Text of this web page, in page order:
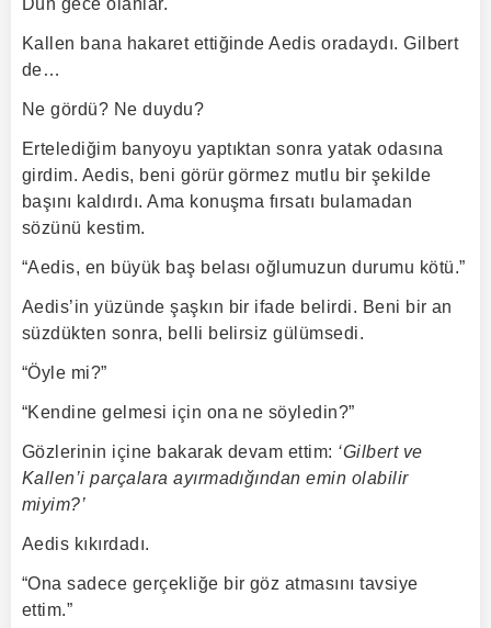
Dün gece olanlar.
Kallen bana hakaret ettiğinde Aedis oradaydı. Gilbert
de…
Ne gördü? Ne duydu?
Ertelediğim banyoyu yaptıktan sonra yatak odasına
girdim. Aedis, beni görür görmez mutlu bir şekilde
başını kaldırdı. Ama konuşma fırsatı bulamadan
sözünü kestim.
“Aedis, en büyük baş belası oğlumuzun durumu kötü.”
Aedis’in yüzünde şaşkın bir ifade belirdi. Beni bir an
süzdükten sonra, belli belirsiz gülümsedi.
“Öyle mi?”
“Kendine gelmesi için ona ne söyledin?”
Gözlerinin içine bakarak devam ettim: ‘Gilbert ve
Kallen’i parçalara ayırmadığından emin olabilir
miyim?’
Aedis kıkırdadı.
“Ona sadece gerçekliğe bir göz atmasını tavsiye
ettim.”